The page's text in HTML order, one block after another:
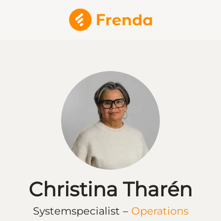
Christina Tharén
Systemspecialist – Operations